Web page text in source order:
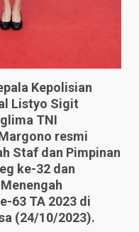
Kepolisian
Listyo Sigit
TNI
resmi
Staf dan Pimpinan
ke-32 dan
63 TA 2023 di
(24/10/2023).